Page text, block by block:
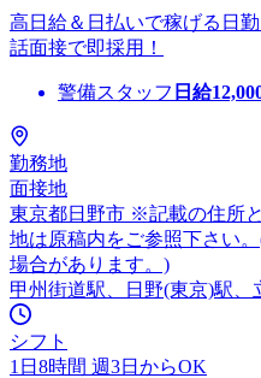
高日給＆日払いで稼げる日
話面接で即採用！
警備スタッフ 日給
勤務地
面接地
東京都日野市 ※記載の住所
地は原稿内をご参照下さい
場合があります。)
甲州街道駅、日野(東京)駅
シフト
1日8時間 週3日からOK